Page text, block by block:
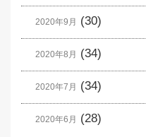
2020年9月 (30)
2020年8月 (34)
2020年7月 (34)
2020年6月 (28)